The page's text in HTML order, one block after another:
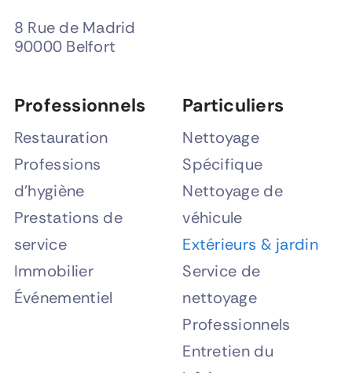
8 Rue de Madrid
90000 Belfort
Professionnels
Restauration
Professions
d’hygiène
Prestations de
service
Immobilier
Événementiel
Particuliers
Nettoyage
Spécifique
Nettoyage de
véhicule
Extérieurs & jardin
Service de
nettoyage
Professionnels
Entretien du